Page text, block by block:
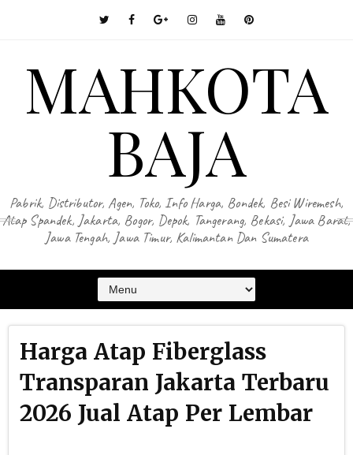
MAHKOTA
BAJA
Pabrik, Distributor, Agen, Toko, Info Harga, Bondek, Besi Wiremesh,
Atap Spandek, Jakarta, Bogor, Depok, Tangerang, Bekasi, Jawa Barat,
Jawa Tengah, Jawa Timur, Kalimantan Dan Sumatera
Harga Atap Fiberglass
Transparan Jakarta Terbaru
2026 Jual Atap Per Lembar